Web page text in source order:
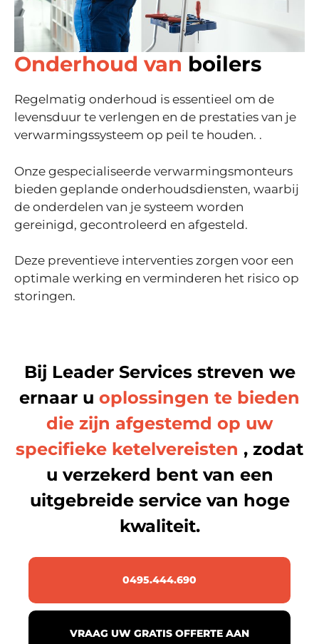
Onderhoud van boilers
Regelmatig onderhoud is essentieel om de
levensduur te verlengen en de prestaties van je
verwarmingssysteem op peil te houden. .
Onze gespecialiseerde verwarmingsmonteurs
bieden geplande onderhoudsdiensten, waarbij
de onderdelen van je systeem worden
gereinigd, gecontroleerd en afgesteld.
Deze preventieve interventies zorgen voor een
optimale werking en verminderen het risico op
storingen.
Bij Leader Services streven we
ernaar u oplossingen te bieden
die zijn afgestemd op uw
specifieke ketelvereisten , zodat
u verzekerd bent van een
uitgebreide service van hoge
kwaliteit.
0495.444.690
VRAAG UW GRATIS OFFERTE AAN